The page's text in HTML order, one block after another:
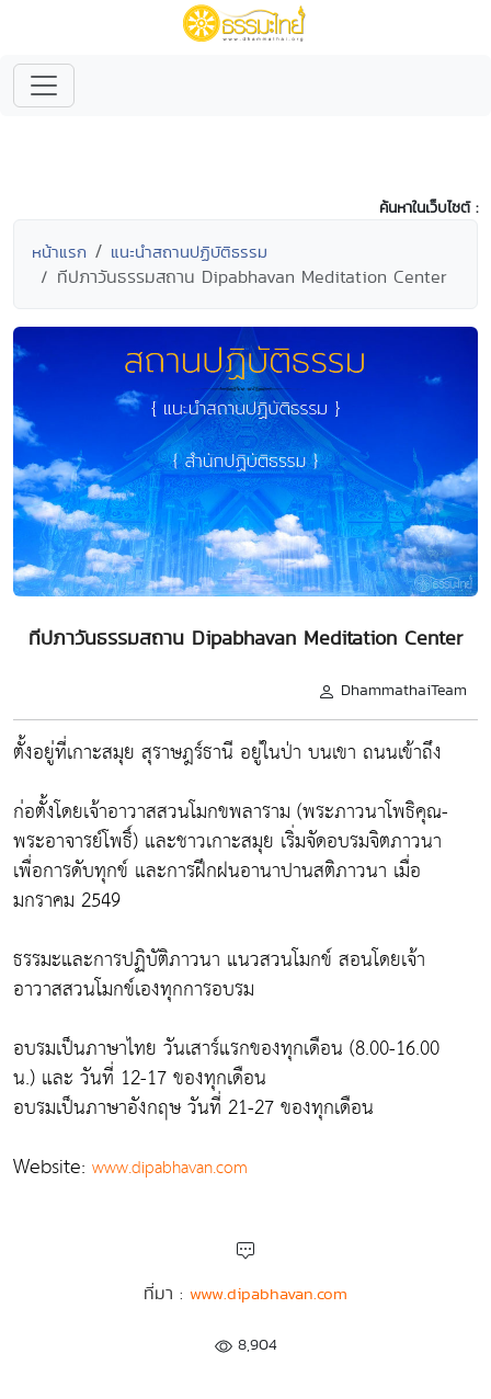
ค้นหาในเว็บไซต์ :
หน้าแรก แนะนำสถานปฏิบัติธรรม
ทีปภาวันธรรมสถาน Dipabhavan Meditation Center
ทีปภาวันธรรมสถาน Dipabhavan Meditation Center
DhammathaiTeam
ตั้งอยู่ที่เกาะสมุย สุราษฎร์ธานี อยู่ในป่า บนเขา ถนนเข้าถึง
ก่อตั้งโดยเจ้าอาวาสสวนโมกขพลาราม (พระภาวนาโพธิคุณ-
พระอาจารย์โพธิ์) และชาวเกาะสมุย เริ่มจัดอบรมจิตภาวนา
เพื่อการดับทุกข์ และการฝึกฝนอานาปานสติภาวนา เมื่อ
มกราคม 2549
ธรรมะและการปฏิบัติภาวนา แนวสวนโมกข์ สอนโดยเจ้า
อาวาสสวนโมกข์เองทุกการอบรม
อบรมเป็นภาษาไทย วันเสาร์แรกของทุกเดือน (8.00-16.00
น.) และ วันที่ 12-17 ของทุกเดือน
อบรมเป็นภาษาอังกฤษ วันที่ 21-27 ของทุกเดือน
Website: www.dipabhavan.com
ที่มา : www.dipabhavan.com
8,904